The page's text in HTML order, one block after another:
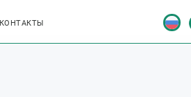
КОНТАКТЫ